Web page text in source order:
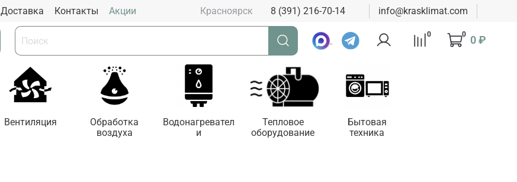
Доставка Контакты Aкции Красноярск 8 (391) 216-70-14 info@krasklimat.com
0 0 0 ₽
Вентиляция
Обработка
воздуха
Водонагревател
и
Тепловое
оборудование
Бытовая
техника